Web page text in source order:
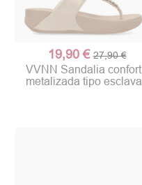
19,90 € 27,90 €
VVNN Sandalia confort
metalizada tipo esclava